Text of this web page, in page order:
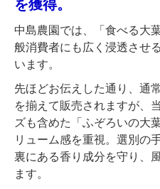
を獲得。
中島農園では、「食べる大
般消費者にも広く浸透させ
います。
先ほどお伝えした通り、通
を揃えて販売されますが、
ズも含めた「ふぞろいの大
リューム感を重視。選別の
裏にある香り成分を守り、
ます。